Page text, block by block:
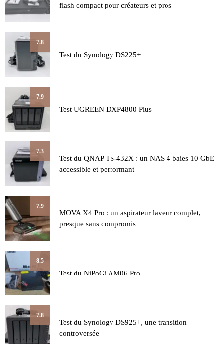
flash compact pour créateurs et pros
7.8
Test du Synology DS225+
7.9
Test UGREEN DXP4800 Plus
7.3
Test du QNAP TS-432X : un NAS 4 baies 10 GbE
accessible et performant
7.9
MOVA X4 Pro : un aspirateur laveur complet,
presque sans compromis
8.5
Test du NiPoGi AM06 Pro
7.8
Test du Synology DS925+, une transition
controversée